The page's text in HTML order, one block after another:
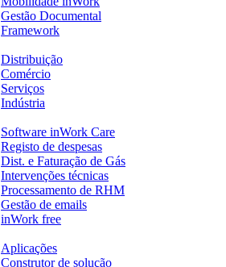
Gestão Documental
Framework
Distribuição
Comércio
Serviços
Indústria
Software inWork Care
Registo de despesas
Dist. e Faturação de Gás
Intervenções técnicas
Processamento de RHM
Gestão de emails
inWork free
Aplicações
Construtor de solução